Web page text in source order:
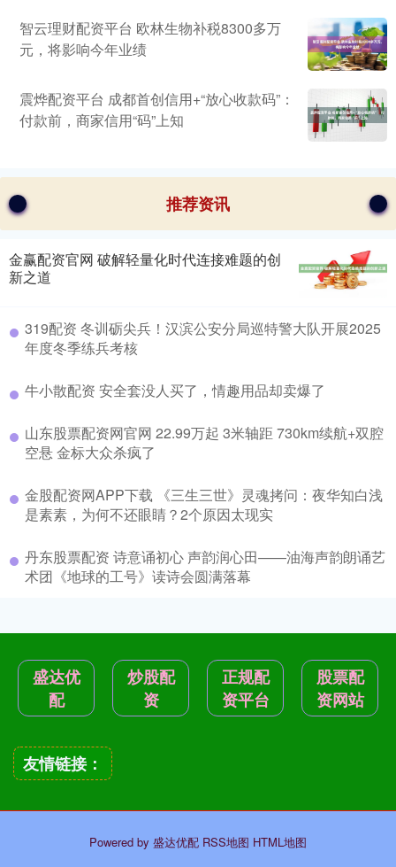
智云理财配资平台 欧林生物补税8300多万
元，将影响今年业绩
震烨配资平台 成都首创信用+“放心收款码”：
付款前，商家信用“码”上知
推荐资讯
金赢配资官网 破解轻量化时代连接难题的创
新之道
319配资 冬训砺尖兵！汉滨公安分局巡特警大队开展2025
年度冬季练兵考核
牛小散配资 安全套没人买了，情趣用品却卖爆了
山东股票配资网官网 22.99万起 3米轴距 730km续航+双腔
空悬 金标大众杀疯了
金股配资网APP下载 《三生三世》灵魂拷问：夜华知白浅
是素素，为何不还眼睛？2个原因太现实
丹东股票配资 诗意诵初心 声韵润心田——油海声韵朗诵艺
术团《地球的工号》读诗会圆满落幕
盛达优
配
炒股配
资
正规配
资平台
股票配
资网站
友情链接：
Powered by 盛达优配 RSS地图 HTML地图